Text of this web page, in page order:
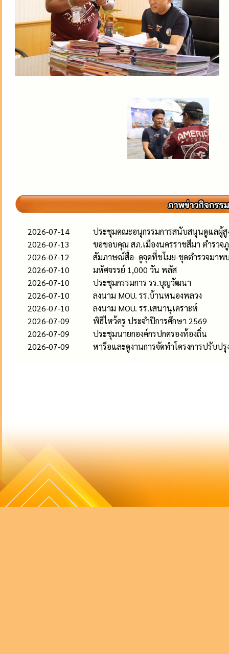
2026-07-14
ประชุมคณะอนุกรรมการสนับสนุนดูแลผู้สู
2026-07-13
ขอขอบคุณ สภ.เมืองนครราชสีมา ตำรวจ
2026-07-12
สัมภาษณ์สื่อ- ดูจุดที่ขโมย-ชุดตำรวจมาพ
2026-07-10
มหัศจรรย์ 1,000 วัน พลัส
2026-07-10
ประชุมกรรมการ รร.บุญวัฒนา
2026-07-10
ลงนาม MOU. รร.บ้านหนองพลวง
2026-07-10
ลงนาม MOU. รร.เสนานุเคราะห์
2026-07-09
พิธีไหว้ครู ประจำปีการศึกษา 2569
2026-07-09
ประชุมนายกองค์กรปกครองท้องถิ่น
2026-07-09
หารือและดูงานการจัดทำโครงการปรับป